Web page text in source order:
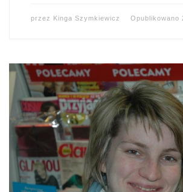
przez Kinga Szymkiewicz Opublikowano